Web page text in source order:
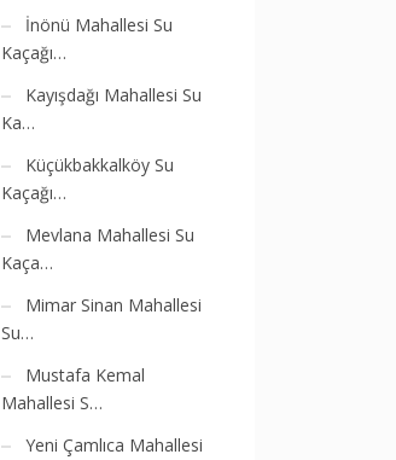
İnönü Mahallesi Su
Kaçağı…
Kayışdağı Mahallesi Su
Ka…
Küçükbakkalköy Su
Kaçağı…
Mevlana Mahallesi Su
Kaça…
Mimar Sinan Mahallesi
Su…
Mustafa Kemal
Mahallesi S…
Yeni Çamlıca Mahallesi